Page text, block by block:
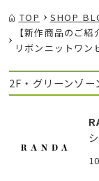
TOP
SHOP
【新作商品のご
リボンニットワン
2F・グリーンゾー